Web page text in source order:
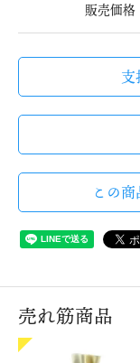
販売価格
支
この
売れ筋商品